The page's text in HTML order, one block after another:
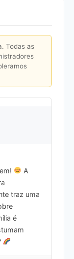
Todas as
A
traz uma
é